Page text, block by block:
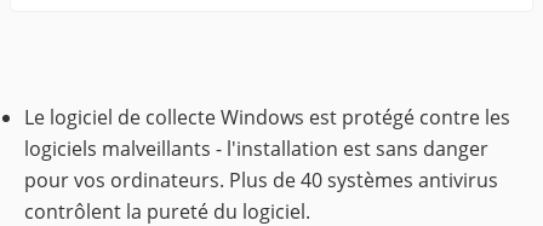
Le logiciel de collecte Windows est protégé contre les
logiciels malveillants - l'installation est sans danger
pour vos ordinateurs. Plus de 40 systèmes antivirus
contrôlent la pureté du logiciel.